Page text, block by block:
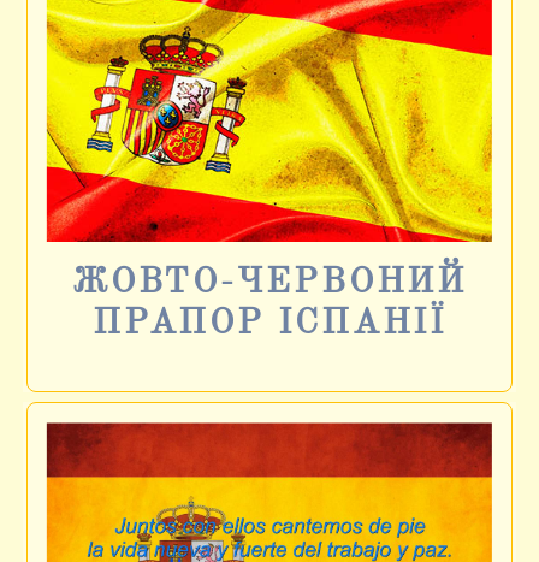
ЖОВТО-ЧЕРВОНИЙ
ПРАПОР ІСПАНІЇ